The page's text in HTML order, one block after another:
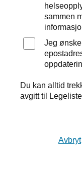
sammen
Jeg
Du kan alltid
avgitt til
Avbryt